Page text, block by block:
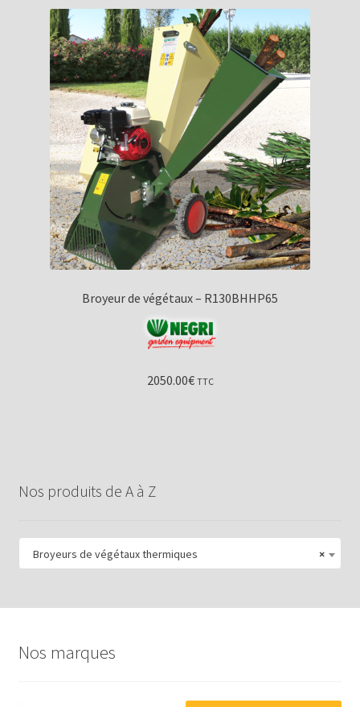
à
9600.00€
Broyeur de végétaux – R130BHHP65
2050.00€ TTC
Nos produits de A à Z
×
Broyeurs de végétaux thermiques
Nos marques